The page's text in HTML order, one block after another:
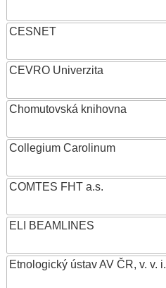
CESNET
CEVRO Univerzita
Chomutovská knihovna
Collegium Carolinum
COMTES FHT a.s.
ELI BEAMLINES
Etnologický ústav AV ČR, v. v. i.